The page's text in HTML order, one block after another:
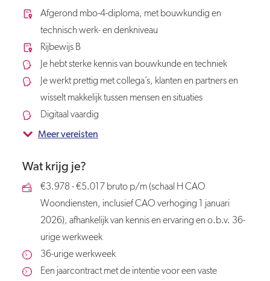
Afgerond mbo-4-diploma, met bouwkundig en
technisch werk- en denkniveau
Rijbewijs B
Je hebt sterke kennis van bouwkunde en techniek
Je werkt prettig met collega’s, klanten en partners en
wisselt makkelijk tussen mensen en situaties
Digitaal vaardig
Meer vereisten
Wat krijg je?
€3.978 - €5.017 bruto p/m (schaal H CAO
Woondiensten, inclusief CAO verhoging 1 januari
2026), afhankelijk van kennis en ervaring en o.b.v. 36-
urige werkweek
36-urige werkweek
Een jaarcontract met de intentie voor een vaste